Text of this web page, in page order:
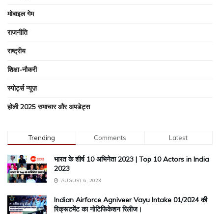
मोबाइल गेम
राजनीति
राष्ट्रीय
शिक्षा-नौकरी
स्पोर्ट्स न्यूज़
होली 2025 समाचार और अपडेट्स
Trending Comments Latest
भारत के शीर्ष 10 अभिनेता 2023 | Top 10 Actors in India
2023
AUGUST 6, 2023
Indian Airforce Agniveer Vayu Intake 01/2024 की
रिक्रूटमेंट का नोटिफिकेशन रिलीज।